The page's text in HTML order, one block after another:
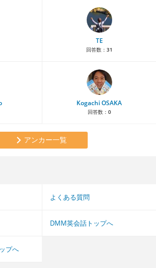
TE
回答数： 31
Kogachi OSAKA
回答数： 0
アンカー一覧
よくある質問
DMM英会話トップへ
プへ